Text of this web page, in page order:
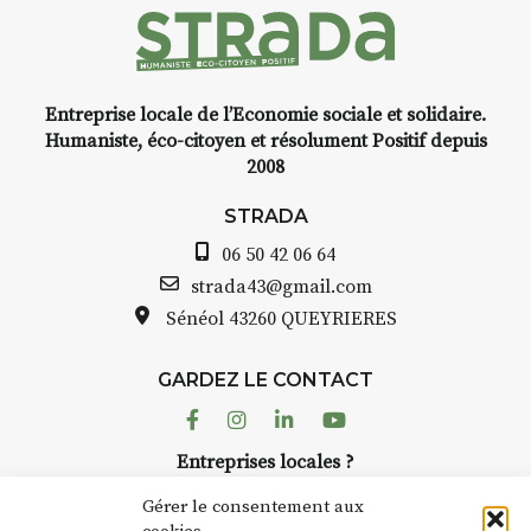
Gérer le consentement aux
Pendant3 jours, vous
apprendrez à capturer l’instant
:
composition, aquarelle, encre,
ou contenu hybride.
8h : rendez-vous au point de
départ
sur site
pique-nique sur place (repas à
13h30 – 17h30 : reprise sur
Et si le temps se gâte : un atelier
abrité permettra de continuer à
créer.
Entreprise locale de l’Economie sociale et solidaire.
Humaniste, éco-citoyen et résolument Positif depuis
2008
STRADA
06 50 42 06 64
strada43@gmail.com
Sénéol 43260 QUEYRIERES
GARDEZ LE CONTACT
FacebookInstagram
LinkedinYoutube
Entreprises locales ?